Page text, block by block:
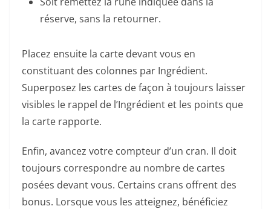
réserve, sans la retourner.
Placez ensuite la carte devant vous en
constituant des colonnes par Ingrédient.
Superposez les cartes de façon à toujours laisser
visibles le rappel de l’Ingrédient et les points que
la carte rapporte.
Enfin, avancez votre compteur d’un cran. Il doit
toujours correspondre au nombre de cartes
posées devant vous. Certains crans offrent des
bonus. Lorsque vous les atteignez, bénéficiez